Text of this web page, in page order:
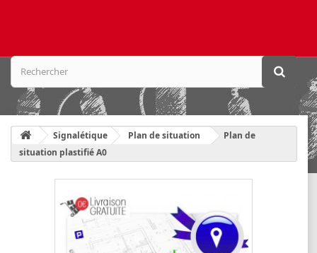
Signalétique Plan de situation
Plan de
situation plastifié A0